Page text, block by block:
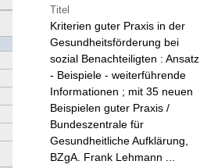
Titel
Kriterien guter Praxis in der
Gesundheitsförderung bei
sozial Benachteiligten : Ansatz
- Beispiele - weiterführende
Informationen ; mit 35 neuen
Beispielen guter Praxis /
Bundeszentrale für
Gesundheitliche Aufklärung,
BZgA. Frank Lehmann ...